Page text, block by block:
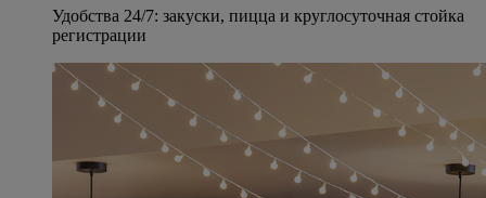
Удобства 24/7: закуски, пицца и круглосуточная стойка
регистрации